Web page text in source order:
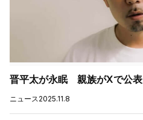
晋平太が永眠 親族がXで公表
ニュース2025.11.8